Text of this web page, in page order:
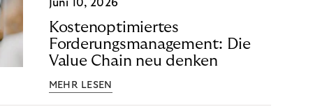
Juni 10, 2026
Kostenoptimiertes
Forderungsmanagement: Die
Value Chain neu denken
MEHR LESEN